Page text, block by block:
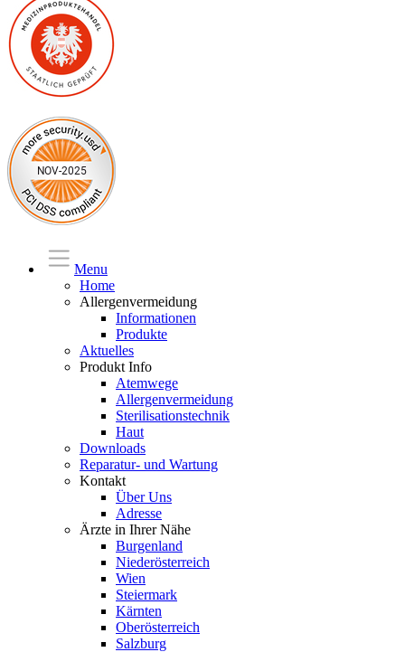
Menu
Home
Allergenvermeidung
Informationen
Produkte
Aktuelles
Produkt Info
Atemwege
Allergenvermeidung
Sterilisationstechnik
Haut
Downloads
Reparatur- und Wartung
Kontakt
Über Uns
Adresse
Ärzte in Ihrer Nähe
Burgenland
Niederösterreich
Wien
Steiermark
Kärnten
Oberösterreich
Salzburg